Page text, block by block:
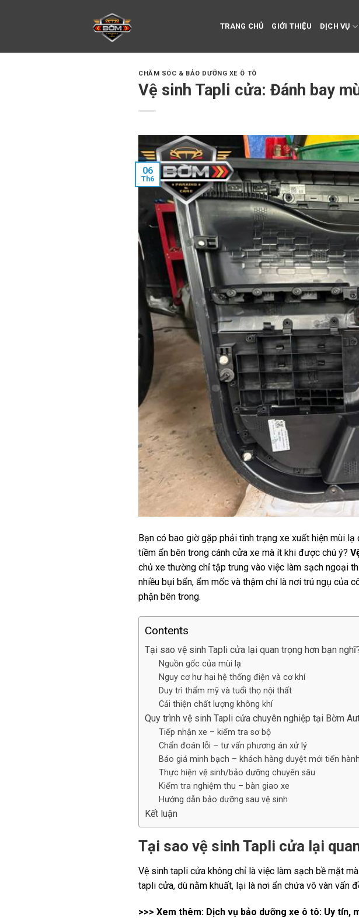
TRANG CHỦ GIỚI THIỆU DỊCH VỤ
CHĂM SÓC & BẢO DƯỠNG XE Ô TÔ
Vệ sinh Tapli cửa: Đánh bay
06
Th6
Bạn có bao giờ gặp phải tình trạng xe xuất hiện mùi
tiềm ẩn bên trong cánh cửa xe mà ít khi được chú ý?
chủ xe thường chỉ tập trung vào việc làm sạch ngoại
nhiều bụi bẩn, ẩm mốc và thậm chí là nơi trú ngụ của
phận bên trong.
Contents
Tại sao vệ sinh Tapli cửa lại quan trọng hơn bạn
Nguồn gốc của mùi lạ
Nguy cơ hư hại hệ thống điện và cơ khí
Duy trì thẩm mỹ và tuổi thọ nội thất
Cải thiện chất lượng không khí
Quy trình vệ sinh Tapli cửa chuyên nghiệp tại Bờm
Tiếp nhận xe – kiểm tra sơ bộ
Chẩn đoán lỗi – tư vấn phương án xử lý
Báo giá minh bạch – khách hàng duyệt mới tiến hành
Thực hiện vệ sinh/bảo dưỡng chuyên sâu
Kiểm tra nghiệm thu – bàn giao xe
Hướng dẫn bảo dưỡng sau vệ sinh
Kết luận
Tại sao vệ sinh Tapli cửa lại
Vệ sinh tapli cửa không chỉ là việc làm sạch bề mặt
tapli cửa, dù nằm khuất, lại là nơi ẩn chứa vô vàn vấn
>>> Xem thêm: Dịch vụ bảo dưỡng xe ô tô: Uy tín,